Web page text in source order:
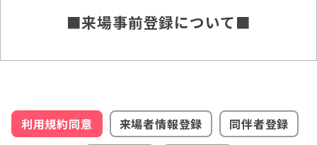
■来場事前登録について■
利用規約同意 来場者情報登録
同伴者登録